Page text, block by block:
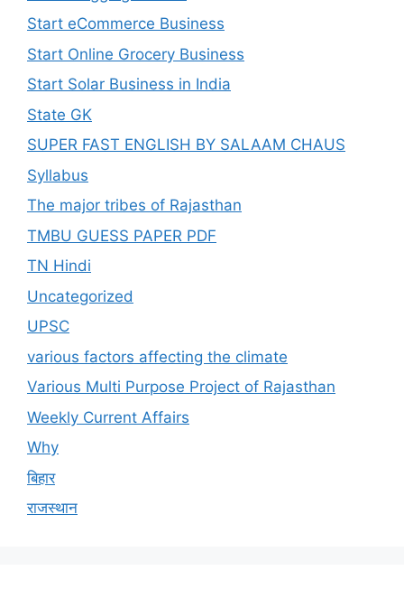
Start eCommerce Business
Start Online Grocery Business
Start Solar Business in India
State GK
SUPER FAST ENGLISH BY SALAAM CHAUS
Syllabus
The major tribes of Rajasthan
TMBU GUESS PAPER PDF
TN Hindi
Uncategorized
UPSC
various factors affecting the climate
Various Multi Purpose Project of Rajasthan
Weekly Current Affairs
Why
बिहार
राजस्थान